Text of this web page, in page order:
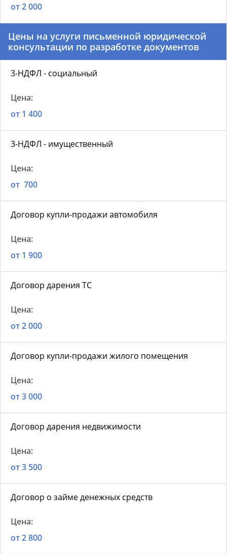
от 2 000
Цены на услуги письменной юридической
консультации по разработке документов
3-НДФЛ - социальный
от 1 400
3-НДФЛ - имущественный
от 700
Договор купли-продажи автомобиля
от 1 900
Договор дарения ТС
от 2 000
Договор купли-продажи жилого помещения
от 3 000
Договор дарения недвижимости
от 3 500
Договор о займе денежных средств
от 2 800